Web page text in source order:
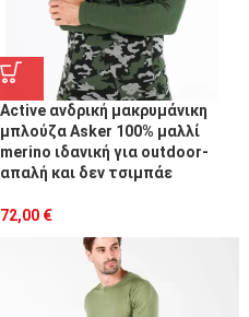
Active ανδρική μακρυμάνικη
μπλούζα Asker 100% μαλλί
merino ιδανική για outdoor-
απαλή και δεν τσιμπάε
72,00 €